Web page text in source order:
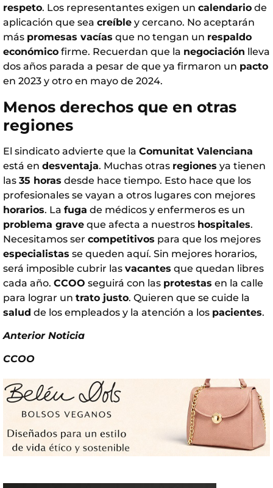
respeto. Los representantes exigen un calendario de
aplicación que sea creíble y cercano. No aceptarán
más promesas vacías que no tengan un respaldo
económico firme. Recuerdan que la negociación lleva
dos años parada a pesar de que ya firmaron un pacto
en 2023 y otro en mayo de 2024.
Menos derechos que en otras
regiones
El sindicato advierte que la Comunitat Valenciana
está en desventaja. Muchas otras regiones ya tienen
las 35 horas desde hace tiempo. Esto hace que los
profesionales se vayan a otros lugares con mejores
horarios. La fuga de médicos y enfermeros es un
problema grave que afecta a nuestros hospitales.
Necesitamos ser competitivos para que los mejores
especialistas se queden aquí. Sin mejores horarios,
será imposible cubrir las vacantes que quedan libres
cada año. CCOO seguirá con las protestas en la calle
para lograr un trato justo. Quieren que se cuide la
salud de los empleados y la atención a los pacientes.
Anterior Noticia
CCOO